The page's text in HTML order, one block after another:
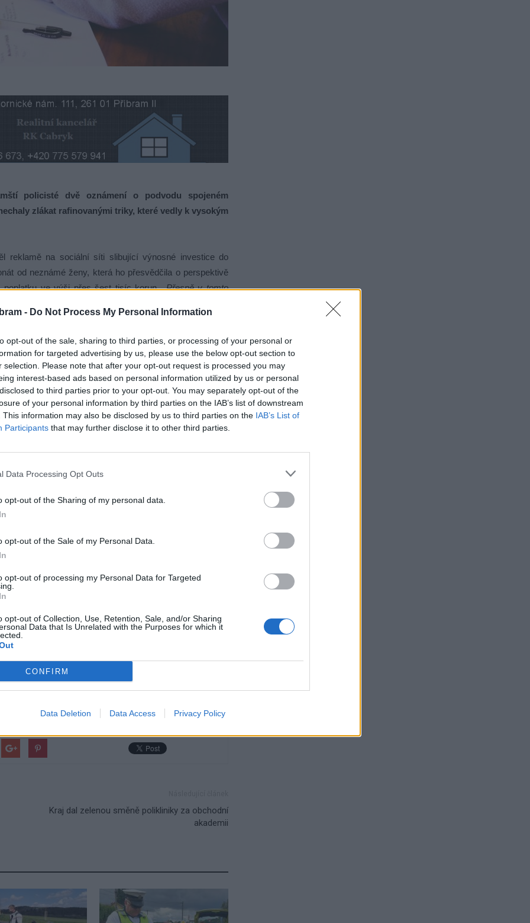
- Do Not Process My Personal Information
opt-out of the sale, sharing to third parties, or processing of your personal or
for targeted advertising by us, please use the below opt-out section to
selection. Please note that after your opt-out request is processed you may
interest-based ads based on personal information utilized by us or personal
to third parties prior to your opt-out. You may separately opt-out of the
of your personal information by third parties on the IAB’s list of downstream
This information may also be disclosed by us to third parties on the IAB’s List of
Participants that may further disclose it to other third parties.
Data Processing Opt Outs
opt-out of the Sharing of my personal data.
opt-out of the Sale of my Personal Data.
opt-out of processing my Personal Data for Targeted
opt-out of Collection, Use, Retention, Sale, and/or Sharing
Data that Is Unrelated with the Purposes for which it
CONFIRM
Data Deletion Data Access Privacy Policy
policisté dvě oznámení o podvodu spojeném
zlákat rafinovanými triky, které vedly k vysokým
reklamě na sociální síti slibující výnosné investice do
od neznámé ženy, která ho přesvědčila o perspektivě
poplatku ve výši přes šest tisíc korun.„Přesně v tomto
hovor, tentokrát od muže, instruoval oběť, aby si
čtyři a půl tisíce korun. Nakonec poškozený zjistil,
ke svému počítači odcizili sto tisíc korun z jeho
prevence Monika Schindlová.
investice do kryptoměn. I jeho sváděl neznámý hlas
Poškozený nejprve převedl na účet 120 tisíc korun, ale
a že k jejich uvolnění musí zaplatit dalších 150
tak své peníze.
je osvěta. Je nezbytné být stále obezřetný
by nemělo dojít k instalaci neznámých aplikací do
na nesmyslné pokyny, jako je vklad na zdánlivě
platební kartě přes telefon či e-maily.
kyberkriminalitě
projekt „Mysli, než klikneš“, který poskytuje užitečné
na
Kraj dal zelenou směně polikliniky za obchodní
akademii